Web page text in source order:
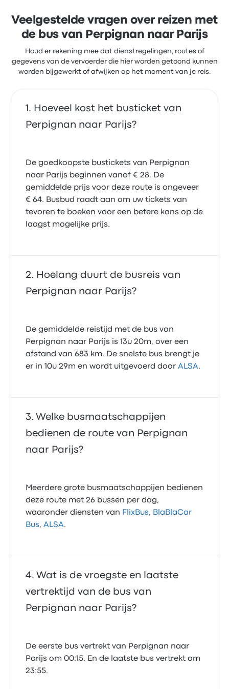
Veelgestelde vragen over reizen met
de bus van Perpignan naar Parijs
Houd er rekening mee dat dienstregelingen, routes of
gegevens van de vervoerder die hier worden getoond kunnen
worden bijgewerkt of afwijken op het moment van je reis.
Hoeveel kost het busticket van
Perpignan naar Parijs?
De goedkoopste bustickets van Perpignan
naar Parijs beginnen vanaf € 28. De
gemiddelde prijs voor deze route is ongeveer
€ 64. Busbud raadt aan om uw tickets van
tevoren te boeken voor een betere kans op de
laagst mogelijke prijs.
Hoelang duurt de busreis van
Perpignan naar Parijs?
De gemiddelde reistijd met de bus van
Perpignan naar Parijs is 13u 20m, over een
afstand van 683 km. De snelste bus brengt je
er in 10u 29m en wordt uitgevoerd doorALSA.
Welke busmaatschappijen
bedienen de route van Perpignan
naar Parijs?
Meerdere grote busmaatschappijen bedienen
deze route met 26 bussen per dag,
waaronder diensten van FlixBus, BlaBlaCar
Bus,ALSA.
Wat is de vroegste en laatste
vertrektijd van de bus van
Perpignan naar Parijs?
De eerste bus vertrekt van Perpignan naar
Parijs om 00:15. En de laatste bus vertrekt om
23:55.